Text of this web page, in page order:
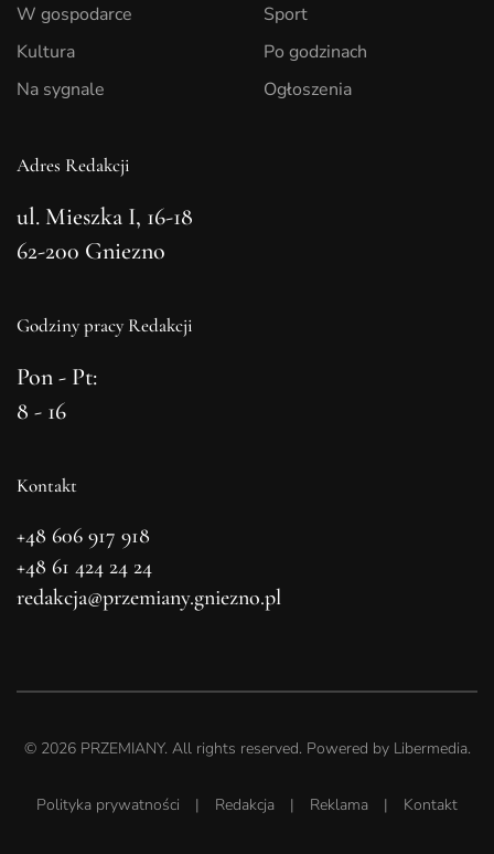
W gospodarce
Kultura
Na sygnale
Sport
Po godzinach
Ogłoszenia
Adres Redakcji
ul. Mieszka I, 16-18
62-200 Gniezno
Godziny pracy Redakcji
Pon - Pt:
8 - 16
Kontakt
+48 606 917 918
+48 61 424 24 24
redakcja@przemiany.gniezno.pl
© 2026PRZEMIANY. All rights reserved. Powered by Libermedia.
Polityka prywatności | Redakcja | Reklama | Kontakt